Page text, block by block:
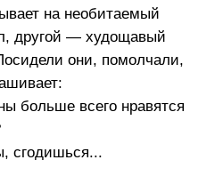
на необитаемый
другой — худощавый
они, помолчали,
больше всего нравятся
сгодишься...